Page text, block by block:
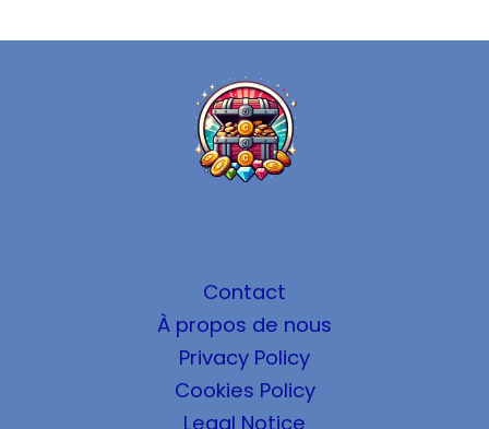
Contact
À propos de nous
Privacy Policy
Cookies Policy
Legal Notice